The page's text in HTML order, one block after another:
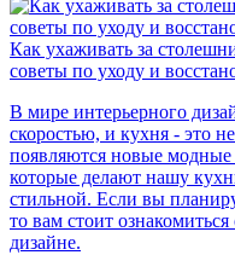
Как ухаживать за
советы по уходу и
В мире интерьерного
скоростью, и кухня - это
появляются новые
которые делают нашу
стильной. Если вы
то вам стоит
дизайне.